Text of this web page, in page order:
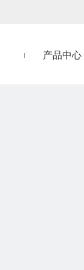
产品中心